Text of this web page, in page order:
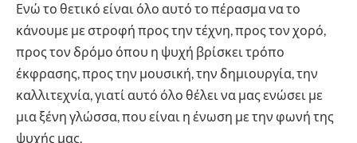
Ενώ το θετικό είναι όλο αυτό το πέρασμα να το
κάνουμε με στροφή προς την τέχνη, προς τον χορό,
προς τον δρόμο όπου η ψυχή βρίσκει τρόπο
έκφρασης, προς την μουσική, την δημιουργία, την
καλλιτεχνία, γιατί αυτό όλο θέλει να μας ενώσει με
μια ξένη γλώσσα, που είναι η ένωση με την φωνή της
ψυχής μας.